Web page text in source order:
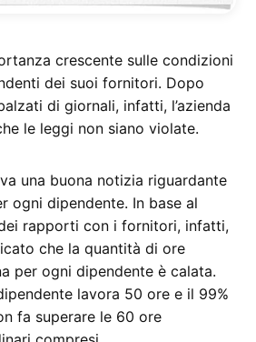
crescente sulle condizioni
dei suoi fornitori. Dopo
di giornali, infatti, l’azienda
le leggi non siano violate.
una buona notizia riguardante
ogni dipendente. In base al
rapporti con i fornitori, infatti,
che la quantità di ore
per ogni dipendente è calata.
lavora 50 ore e il 99%
fa superare le 60 ore